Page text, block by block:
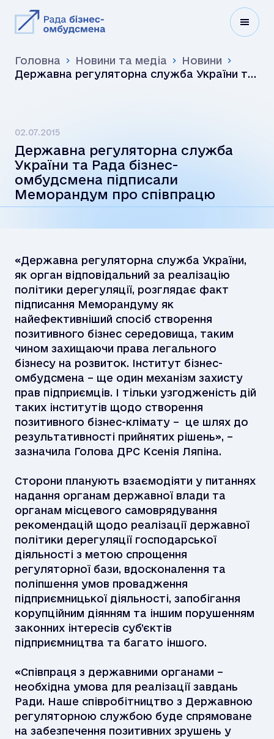
Головна Новини та медіа
Новини
Державна регуляторна служба України та
02.07.2015
Державна регуляторна служба
України та Рада бізнес-
омбудсмена підписали
Меморандум про співпрацю
«Державна регуляторна служба України,
як орган відповідальний за реалізацію
політики дерегуляції, розглядає факт
підписання Меморандуму як
найефективніший спосіб створення
позитивного бізнес середовища, таким
чином захищаючи права легального
бізнесу на розвиток. Інститут бізнес-
омбудсмена – ще один механізм захисту
прав підприємців. І тільки узгодженість дій
таких інститутів щодо створення
позитивного бізнес-клімату – це шлях до
результативності прийнятих рішень», –
зазначила Голова ДРС Ксенія Ляпіна.
Сторони планують взаємодіяти у питаннях
надання органам державної влади та
органам місцевого самоврядування
рекомендацій щодо реалізації державної
політики дерегуляції господарської
діяльності з метою спрощення
регуляторної бази, вдосконалення та
поліпшення умов провадження
підприємницької діяльності, запобігання
корупційним діянням та іншим порушенням
законних інтересів суб’єктів
підприємництва та багато іншого.
«Співпраця з державними органами –
необхідна умова для реалізації завдань
Ради. Наше співробітництво з Державною
регуляторною службою буде спрямоване
на забезпечення позитивних зрушень у